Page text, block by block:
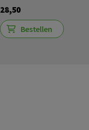
28,50
Bestellen